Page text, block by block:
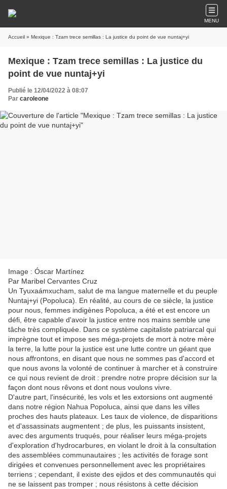
MENU
Accueil » Mexique : Tzam trece semillas : La justice du point de vue nuntaj+yi
Mexique : Tzam trece semillas : La justice du
point de vue nuntaj+yi
Publié le 12/04/2022 à 08:07
Par caroleone
Image : Óscar Martínez
Par Maribel Cervantes Cruz
Un Tyuxaámxucham, salut de ma langue maternelle et du peuple
Nuntaj+yi (Popoluca). En réalité, au cours de ce siècle, la justice
pour nous, femmes indigènes Popoluca, a été et est encore un
défi, être capable d'avoir la justice entre nos mains semble une
tâche très compliquée. Dans ce système capitaliste patriarcal qui
imprègne tout et impose ses méga-projets de mort à notre mère
la terre, la lutte pour la justice est une lutte contre un géant que
nous affrontons, en disant que nous ne sommes pas d'accord et
que nous avons la volonté de continuer à marcher et à construire
ce qui nous revient de droit : prendre notre propre décision sur la
façon dont nous rêvons et dont nous voulons vivre.
D'autre part, l'insécurité, les vols et les extorsions ont augmenté
dans notre région Nahua Popoluca, ainsi que dans les villes
proches des hauts plateaux. Les taux de violence, de disparitions
et d'assassinats augmentent ; de plus, les puissants insistent,
avec des arguments truqués, pour réaliser leurs méga-projets
d'exploration d'hydrocarbures, en violant le droit à la consultation
des assemblées communautaires ; les activités de forage sont
dirigées et convenues personnellement avec les propriétaires
terriens ; cependant, il existe des ejidos et des communautés qui
ne se laissent pas tromper ; nous résistons à cette décision